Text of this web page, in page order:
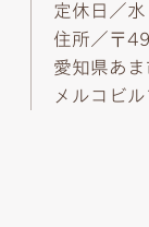
定休日／水
住所／〒
愛知県あ
メルコビ